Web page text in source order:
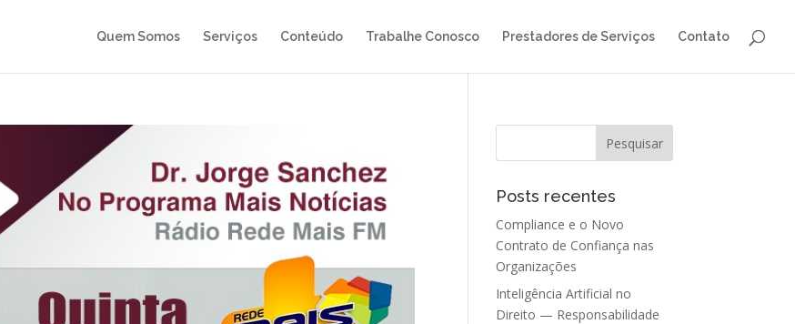
Quem Somos Serviços Conteúdo Trabalhe Conosco Prestadores de Serviços Contato
Posts recentes
Compliance e o Novo
Contrato de Confiança nas
Organizações
Inteligência Artificial no
Direito — Responsabilidade